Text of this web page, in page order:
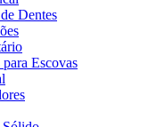
Dentes
para Escovas